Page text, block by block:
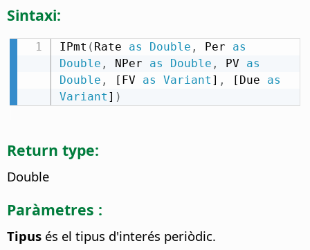
Sintaxi:
IPmt ( Rate as Double , Per as
Double , NPer as Double , PV as
Double , [FV as Variant ] , [Due as
Variant ] )
Return type:
Double
Paràmetres :
Tipus és el tipus d'interés periòdic.